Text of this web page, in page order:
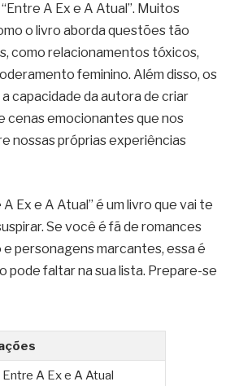
A Ex e A Atual”. Muitos
o livro aborda questões tão
como relacionamentos tóxicos,
feminino. Além disso, os
capacidade da autora de criar
cenas emocionantes que nos
nossas próprias experiências
A Ex e A Atual” é um livro que vai te
Se você é fã de romances
personagens marcantes, essa é
pode faltar na sua lista. Prepare-se
Entre A Ex e A Atual